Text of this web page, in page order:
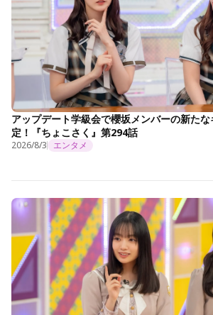
アップデート学級会で櫻坂メンバーの新た
定！『ちょこさく』第294話
2026/8/3 エンタメ